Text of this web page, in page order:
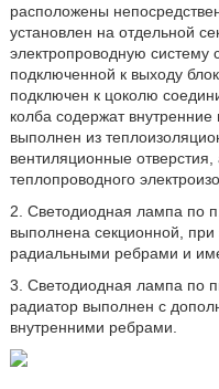
расположены
установлен на отдельной
электропроводную систему
подключенной к выходу
подключен к цоколю
колба содержат внутренние
выполнен из
вентиляционные
теплопроводного
2. Светодиодная лампа по
выполнена секционной,
радиальными ребрами и
3. Светодиодная лампа по
радиатор выполнен с
внутренними ребрами.